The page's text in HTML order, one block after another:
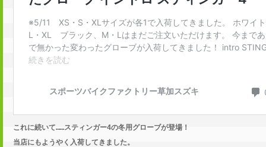
これに続いて……スティンガー4の冬用グローブが登場！
当店にもようやく入荷してきました。